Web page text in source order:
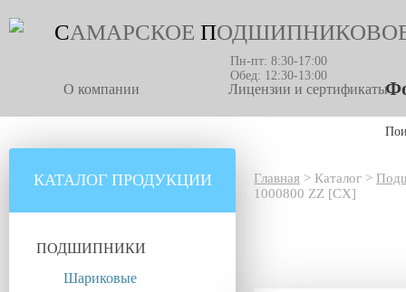
САМАРСКОЕ П
Пн-пт: 8:30-17:00
Обед: 12:30-13:00
О компании Лицензии и сертификаты
КАТАЛОГ ПРОДУКЦИИ
ПОДШИПНИКИ
Шариковые
Главная > Каталог >
1000800 ZZ [CX]